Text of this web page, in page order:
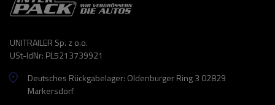
UNITRAILER Sp. z o.o.
USt-IdNr: PL5213739921
Deutsches Rückgabelager: Oldenburger Ring 3 02829
Markersdorf